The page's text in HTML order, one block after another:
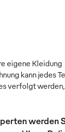
eigene Kleidung
kann jedes
verfolgt